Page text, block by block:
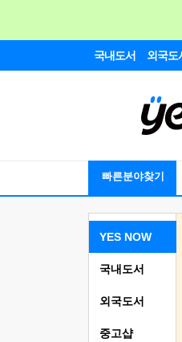
국내도서 외국도
빠른분야찾기
YES NOW
국내도서
외국도서
중고샵